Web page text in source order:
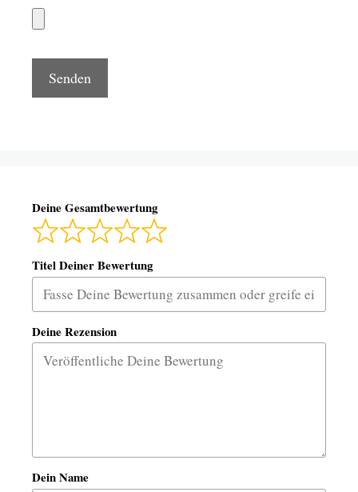
Deine Gesamtbewertung
Titel Deiner Bewertung
Deine Rezension
Dein Name